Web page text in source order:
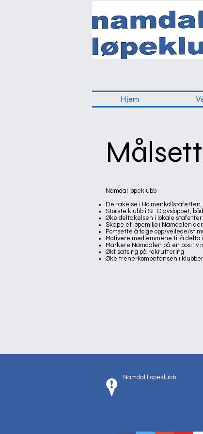
Hjem
Namdal løpeklubb
Deltakelse i
Største klubb i St. Olavsloppet,
Øke deltakelsen i lokale stafetter
Skape et løpemiljø i Namdalen
Fortsette å følge opp/veilede/
Motivere medlemmene til å
Markere Namdalen på en positiv
Økt satsing på rekruttering
Øke trenerkompetansen i
Namdal Løpeklubb